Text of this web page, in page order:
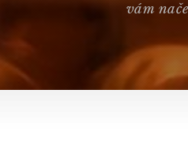
vám